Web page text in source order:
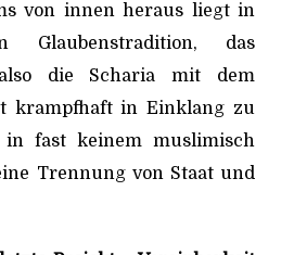
von innen heraus liegt in
Glaubenstradition, das
also die Scharia mit dem
krampfhaft in Einklang zu
fast keinem muslimisch
Trennung von Staat und